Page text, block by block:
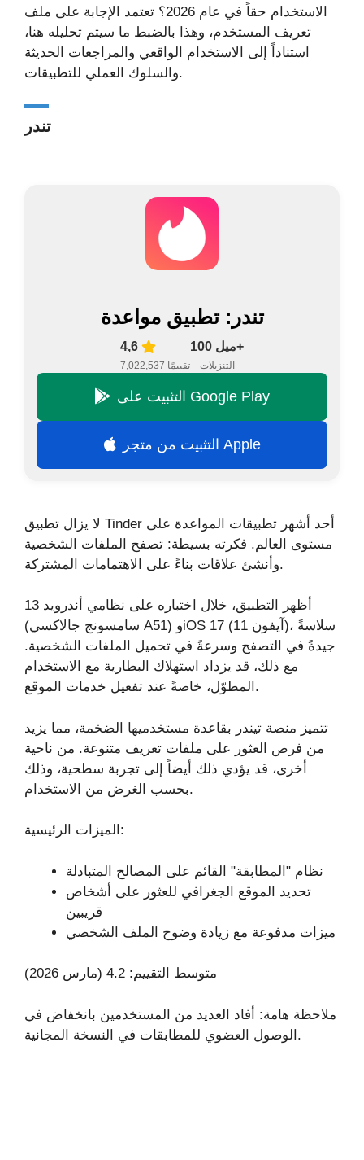
الاستخدام حقاً في عام 2026؟ تعتمد الإجابة على ملف
تعريف المستخدم، وهذا بالضبط ما سيتم تحليله هنا،
استناداً إلى الاستخدام الواقعي والمراجعات الحديثة
والسلوك العملي للتطبيقات.
تندر
تندر: تطبيق مواعدة
4,6
7,022,537 تقييمًا
100 ميل+
التنزيلات
التثبيت على Google Play
التثبيت من متجر Apple
لا يزال تطبيق Tinder أحد أشهر تطبيقات المواعدة على
مستوى العالم. فكرته بسيطة: تصفح الملفات الشخصية
وأنشئ علاقات بناءً على الاهتمامات المشتركة.
أظهر التطبيق، خلال اختباره على نظامي أندرويد 13
(سامسونج جالاكسي A51) وiOS 17 (آيفون 11)، سلاسةً
جيدةً في التصفح وسرعةً في تحميل الملفات الشخصية.
مع ذلك، قد يزداد استهلاك البطارية مع الاستخدام
المطوّل، خاصةً عند تفعيل خدمات الموقع.
تتميز منصة تيندر بقاعدة مستخدميها الضخمة، مما يزيد
من فرص العثور على ملفات تعريف متنوعة. من ناحية
أخرى، قد يؤدي ذلك أيضاً إلى تجربة سطحية، وذلك
بحسب الغرض من الاستخدام.
الميزات الرئيسية:
نظام "المطابقة" القائم على المصالح المتبادلة
تحديد الموقع الجغرافي للعثور على أشخاص
قريبين
ميزات مدفوعة مع زيادة وضوح الملف الشخصي
متوسط التقييم: 4.2 (مارس 2026)
ملاحظة هامة: أفاد العديد من المستخدمين بانخفاض في
الوصول العضوي للمطابقات في النسخة المجانية.